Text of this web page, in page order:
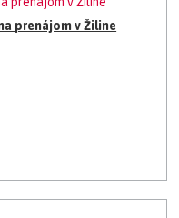
prenájom v Žiline